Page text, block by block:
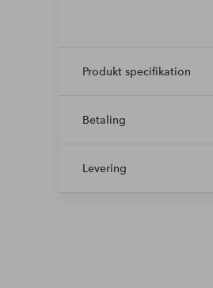
Produkt specifikation
Betaling
Levering